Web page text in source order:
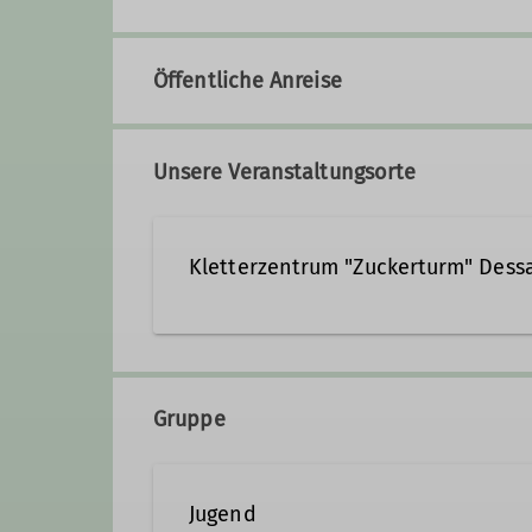
Öffentliche Anreise
Unsere Veranstaltungsorte
Kletterzentrum "Zuckerturm"
Gruppe
Jugend